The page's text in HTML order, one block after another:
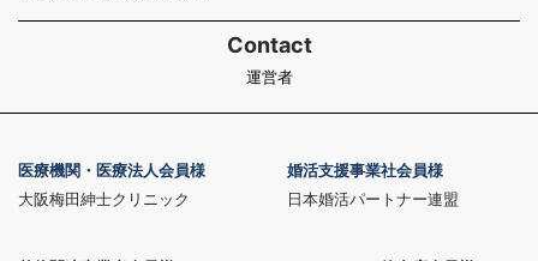
Contact
運営者
医療機関・医療法人会員様
大阪梅田紳士クリニック
婚活支援事業社会員様
日本婚活パートナー連盟